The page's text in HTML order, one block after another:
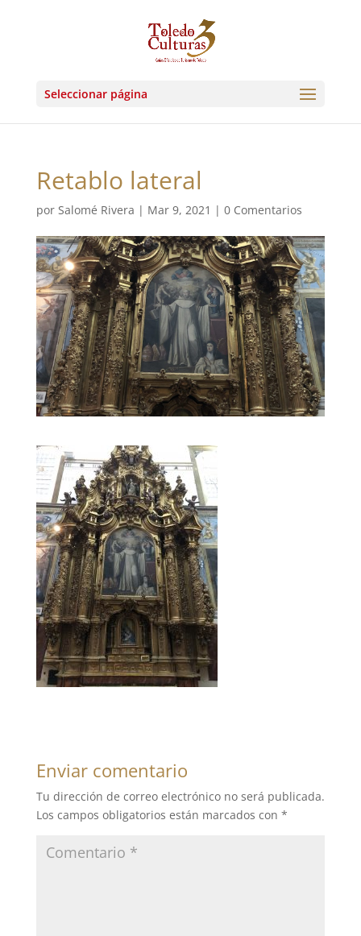
Seleccionar página
Retablo lateral
por Salomé Rivera | Mar 9, 2021 | 0 Comentarios
Enviar comentario
Tu dirección de correo electrónico no será publicada.
Los campos obligatorios están marcados con *